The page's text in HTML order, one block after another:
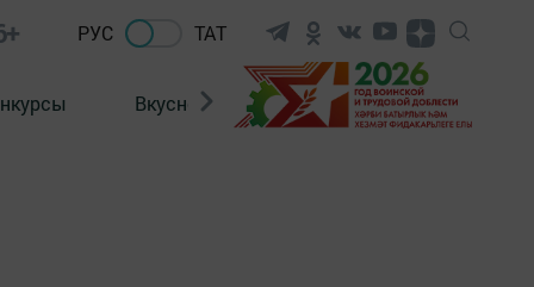
РУС ТАТ
Вкусности Фотогалерея